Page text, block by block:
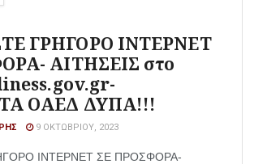
ΓΡΗΓΟΡΟ ΙΝΤΕΡΝΕΤ
ΑΙΤΗΣΕΙΣ στο
ΟΑΕΔ ΔΥΠΑ!!!
9 ΟΚΤΩΒΡΊΟΥ, 2023
ΙΝΤΕΡΝΕΤ ΣΕ ΠΡΟΣΦΟΡΑ-